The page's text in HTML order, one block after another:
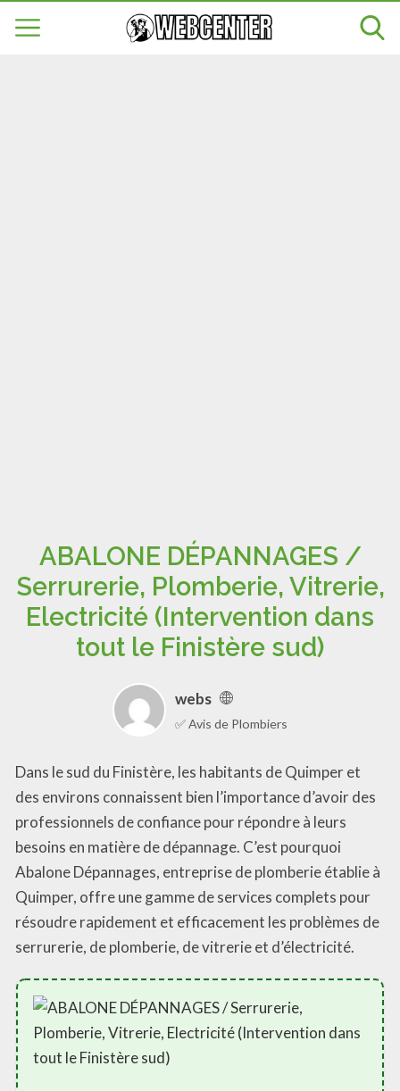
ABALONE DÉPANNAGES /
Serrurerie, Plomberie, Vitrerie,
Electricité (Intervention dans
tout le Finistère sud)
webs
✅ Avis de Plombiers
Dans le sud du Finistère, les habitants de Quimper et
des environs connaissent bien l’importance d’avoir des
professionnels de confiance pour répondre à leurs
besoins en matière de dépannage. C’est pourquoi
Abalone Dépannages, entreprise de plomberie établie à
Quimper, offre une gamme de services complets pour
résoudre rapidement et efficacement les problèmes de
serrurerie, de plomberie, de vitrerie et d’électricité.